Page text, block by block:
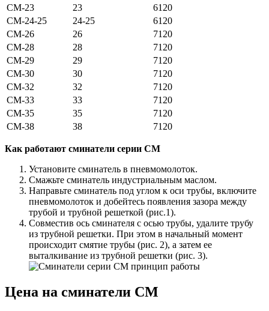
СМ-23
23
6120
СМ-24-25
24-25
6120
СМ-26
26
7120
СМ-28
28
7120
СМ-29
29
7120
СМ-30
30
7120
СМ-32
32
7120
СМ-33
33
7120
СМ-35
35
7120
СМ-38
38 7120
Как работают сминатели серии СМ
Установите сминатель в пневмомолоток.
Смажьте сминатель индустриальным маслом.
Направьте сминатель под углом к оси трубы, включите
пневмомолоток и добейтесь появления зазора между
трубой и трубной решеткой (рис.1).
Совместив ось сминателя с осью трубы, удалите трубу
из трубной решетки. При этом в начальный момент
происходит смятие трубы (рис. 2), а затем ее
выталкивание из трубной решетки (рис. 3).
Цена на сминатели СМ